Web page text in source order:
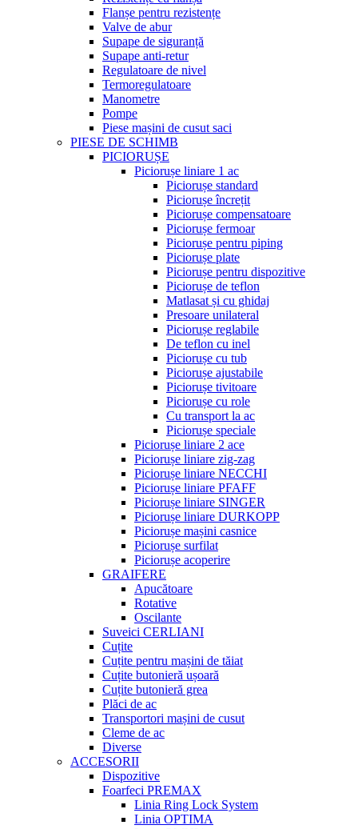
Flanșe pentru rezistențe
Valve de abur
Supape de siguranță
Supape anti-retur
Regulatoare de nivel
Termoregulatoare
Manometre
Pompe
Piese mașini de cusut saci
PIESE DE SCHIMB
PICIORUȘE
Piciorușe liniare 1 ac
Piciorușe standard
Piciorușe încrețit
Piciorușe compensatoare
Piciorușe fermoar
Piciorușe pentru piping
Piciorușe plate
Piciorușe pentru dispozitive
Piciorușe de teflon
Matlasat și cu ghidaj
Presoare unilateral
Piciorușe reglabile
De teflon cu inel
Piciorușe cu tub
Piciorușe ajustabile
Piciorușe tivitoare
Piciorușe cu role
Cu transport la ac
Piciorușe speciale
Piciorușe liniare 2 ace
Piciorușe liniare zig-zag
Piciorușe liniare NECCHI
Piciorușe liniare PFAFF
Piciorușe liniare SINGER
Piciorușe liniare DURKOPP
Piciorușe mașini casnice
Piciorușe surfilat
Piciorușe acoperire
GRAIFERE
Apucătoare
Rotative
Oscilante
Suveici CERLIANI
Cuțite
Cuțite pentru mașini de tăiat
Cuțite butonieră ușoară
Cuțite butonieră grea
Plăci de ac
Transportori mașini de cusut
Cleme de ac
Diverse
ACCESORII
Dispozitive
Foarfeci PREMAX
Linia Ring Lock System
Linia OPTIMA